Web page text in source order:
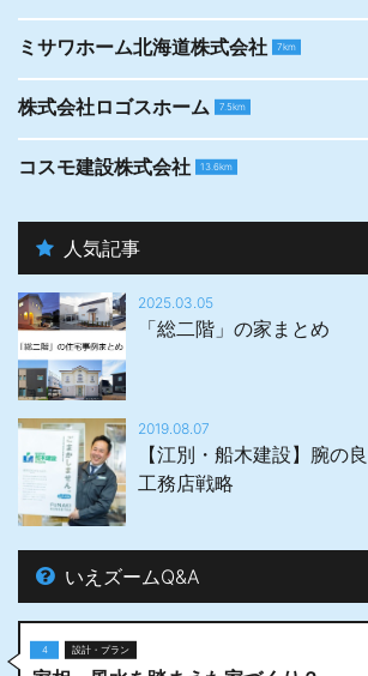
ミサワホーム北海道株式会社 7km
株式会社ロゴスホーム 7.5km
コスモ建設株式会社 13.6km
人気記事
2025.03.05
「総二階」の家まとめ
2019.08.07
【江別・船木建設】腕の
工務店戦略
いえズームQ&A
4 設計・プラン